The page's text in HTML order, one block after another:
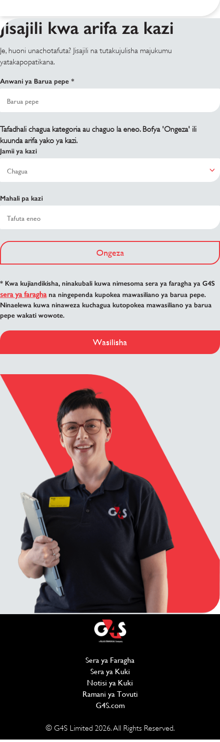
Jisajili kwa arifa za kazi
Je, huoni unachotafuta? Jisajili na tutakujulisha majukumu
yatakapopatikana.
Anwani ya Barua pepe
Tafadhali chagua kategoria au chaguo la eneo. Bofya 'Ongeza' ili
kuunda arifa yako ya kazi.
Jamii ya kazi
Mahali pa kazi
Ongeza
* Kwa kujiandikisha, ninakubali kuwa nimesoma sera ya faragha ya G4S
sera ya faraghana ningependa kupokea mawasiliano ya barua pepe.
Ninaelewa kuwa ninaweza kuchagua kutopokea mawasiliano ya barua
pepe wakati wowote.
Wasilisha
Sera ya Faragha
Sera ya Kuki
Notisi ya Kuki
Ramani ya Tovuti
G4S.com(opens in new window)
© G4S Limited 2026. All Rights Reserved.